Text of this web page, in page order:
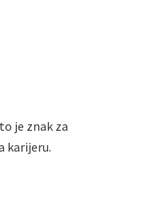
je znak za
karijeru.